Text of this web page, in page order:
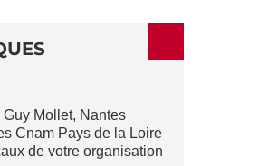
ACTIONS
Mollet, Nantes
Cnam Pays de la Loire
de votre organisation